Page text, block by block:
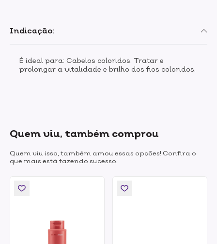
Indicação:
É ideal para: Cabelos coloridos. Tratar e
prolongar a vitalidade e brilho dos fios coloridos.
Quem viu, também comprou
Quem viu isso, também amou essas opções! Confira o
que mais está fazendo sucesso.